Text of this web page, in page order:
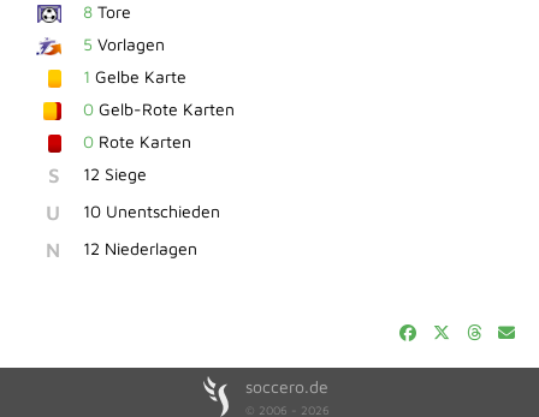
8 Tore
5 Vorlagen
1 Gelbe Karte
0 Gelb-Rote Karten
0 Rote Karten
S 12 Siege
U 10 Unentschieden
N 12 Niederlagen
soccero.de
© 2006 - 2026